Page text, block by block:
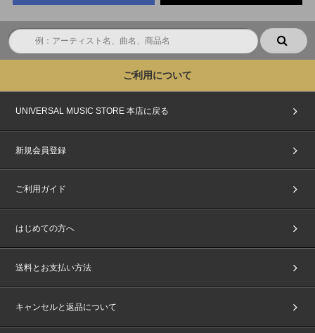
ご利用について
UNIVERSAL MUSIC STORE 本店に戻る
新規会員登録
ご利用ガイド
はじめての方へ
送料とお支払い方法
キャンセルと返品について